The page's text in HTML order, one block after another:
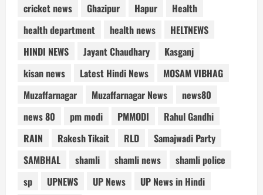
cricket news
Ghazipur Hapur
Health
health department
health news
HELTNEWS
HINDI NEWS
Jayant Chaudhary
Kasganj
kisan news
Latest Hindi News
MOSAM VIBHAG
Muzaffarnagar
Muzaffarnagar News
news80
news 80
pm modi PMMODI
Rahul Gandhi
RAIN
Rakesh Tikait RLD
Samajwadi Party
SAMBHAL
shamli shamli news
shamli police
sp
UPNEWS UP News
UP News in Hindi